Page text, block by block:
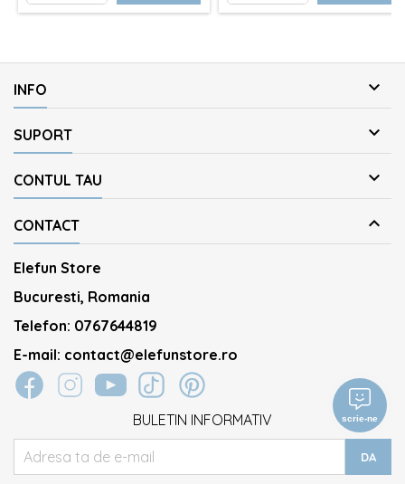
INFO 
SUPORT 
CONTUL TAU 
CONTACT 
Elefun Store
Bucuresti, Romania
Telefon: 0767644819
E-mail: contact@elefunstore.ro
scrie-ne
BULETIN INFORMATIV